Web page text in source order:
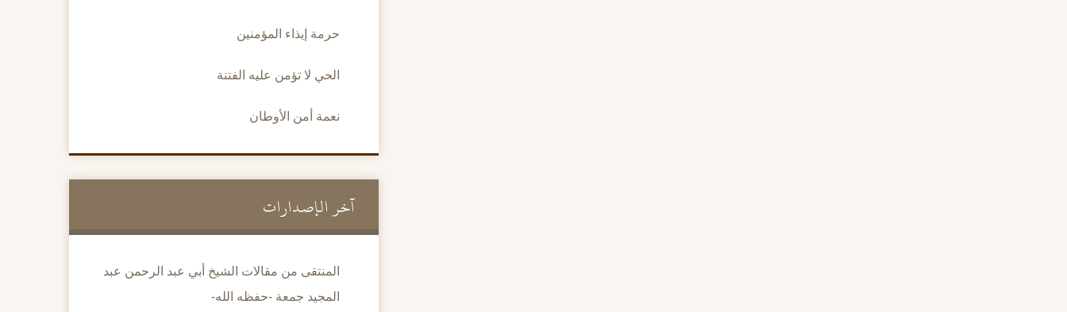
حرمة إيذاء المؤمنين
الحي لا تؤمن عليه الفتنة
نعمة أمن الأوطان
آخر الإصدارات
المنتقى من مقالات الشيخ أبي عبد الرحمن عبد
المجيد جمعة -حفظه الله-